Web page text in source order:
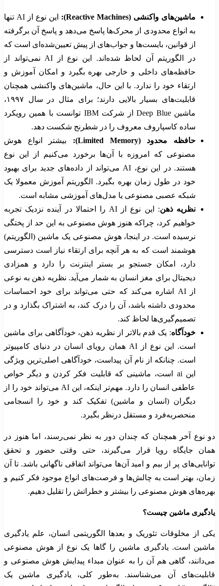
ماشین‌های واکنشی (Reactive Machines
):
این نوع از AI تنها
به انواع محدودی از محرک‌ها پاسخ می‌دهد و پاسخ آن برگرفته
از قوانین، بایست‌ها و جواب‌های از پیش تعیین‌شده‌ای است که
در الگوریتم آن لحاظ شده‌اند. این نوع از AI نمی‌تواند از
حافظه‌های داخلی و خارجی بهره بگیرد و امکان آموزش و
ارتقاء خود را ندارد. با این حال، ماشین‌های واکنشی همچنان
قابلیت‌های بسیار بالایی دارند؛ برای مثال در سال ۱۹۹۷،
ماشین Deep Blue از شرکت IBM توانست با همین رویکرد
ساده کاسپاروف معروف را در شطرنج شکست دهد.
حافظه محدود (Limited Memory
): بیشتر انواع هوش
مصنوعی که امروزه با آن‌ها برخورد می‌کنیم از این نوع
هستند. در این نوع، AI می‌تواند از داده‌های جدید برای بهبود
خود در طول زمان بهره بگیرد. الگوریتم آموزش معمولا یک
شبکه عصبی مصنوعی یا مدل‌های آموزشی مشابه است.
نظریه ذهن
: این نوع از AI را احتمالا در آینده نزدیک تجربه
خواهیم کرد، چراکه هنوز هوش مصنوعی به این حد از پختگی
نرسیده است. در اینجا، هوش مصنوعی یک ماشین (الگوریتم)
هوشمند است که به هر آنچه برای ارتقاء نیاز است دسترسی
دارد، امکان جستجو بر بستر اینترنت را دارد و همزادی
دیجیتال برای مغز انسان به شمار می‌آید. نظریه ذهن به نوعی
از AI اشاره می‌کند که حتی می‌تواند برای خود احساسات
محدودی داشته باشد، آن را درک کند، به اشتراک بگذارد و در
تصمیم‌گیری‌ها لحاظ کند.
خودآگاه: یک قدم بالاتر از نظریه ذهن، خودآگاهی برای ماشین
است. این نوع از AI همان رویای انسان در دنیای کامپیوتر
است. چنانکه از نام آن پیداست، خودآگاهی اصلی‌ترین ویژگی
این ai است، ماشینی که قابلیت فکر کردن و دیگر خواص
عاطفی انسان را دارد. مهم‌تر اینکه، این AI می‌تواند خود را از
دیگران (انسان و ماشین) تفکیک کند و خود را انسجامی
منحصربه‌فرد و مستقل درنظر بگیرد.
دو نوع آخر همچنان که چندان دور به نظر نمی‌رسند، اما هنوز در
همان جایگاه رویا قرار می‌گیرند، حتی وقتی حضور و تحقق
توانایی‌های پر از بیم و امید آن‌ها می‌تواند اتفاقی ناگهانی باشد. تا آن
زمان، بهتر است به چالش‌ها و فرصت‌های انواع موجود فکر کنیم و
بهره‌های هوش مصنوعی را بیشتر و خطراتش را تقلیل دهیم.
یادگیری ماشین چیست؟
یکی از مخلوقات تئوریک و بعدها الگوریتمی انسان، علم یادگیری
ماشین است. یادگیری ماشین را گاها یک نوع از هوش مصنوعی
می‌دانند، گاهی هم آن را به عنوان مبداء پیدایش هوش مصنوعی و
قابلیت‌های آن می‌شناسند. به‌طور کلی، یادگیری ماشین یک